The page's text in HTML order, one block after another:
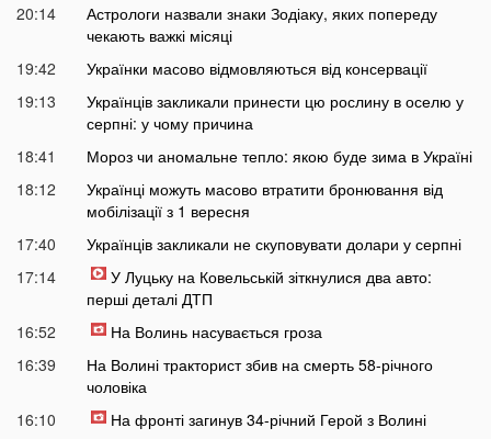
20:14
Астрологи назвали знаки Зодіаку, яких попереду
чекають важкі місяці
19:42
Українки масово відмовляються від консервації
19:13
Українців закликали принести цю рослину в оселю у
серпні: у чому причина
18:41
Мороз чи аномальне тепло: якою буде зима в Україні
18:12
Українці можуть масово втратити бронювання від
мобілізації з 1 вересня
17:40
Українців закликали не скуповувати долари у серпні
17:14
У Луцьку на Ковельській зіткнулися два авто:
перші деталі ДТП
16:52
На Волинь насувається гроза
16:39
На Волині тракторист збив на смерть 58-річного
чоловіка
16:10
На фронті загинув 34-річний Герой з Волині